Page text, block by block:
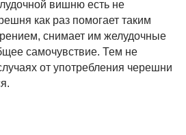
вишню есть не
как раз помогает таким
снимает им желудочные
самочувствие. Тем не
от употребления черешни